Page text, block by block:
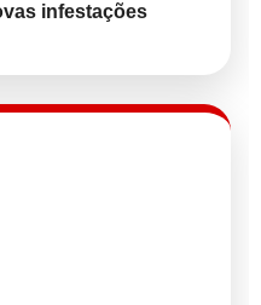
infestações